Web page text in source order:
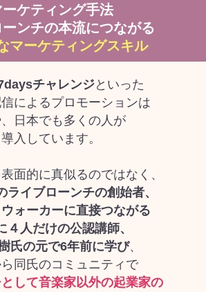
ーケティング手法
ンチの本流につながる
マーケティングスキル
チャレンジといった
によるプロモーションは
日本でも多くの人が
導入しています。
面的に真似るのではなく、
ライブローンチの創始者、
ォーカーに直接つながる
４人だけの公認講師、
氏の元で6年前に学び、
同氏のコミュニティで
して音楽家以外の起業家の